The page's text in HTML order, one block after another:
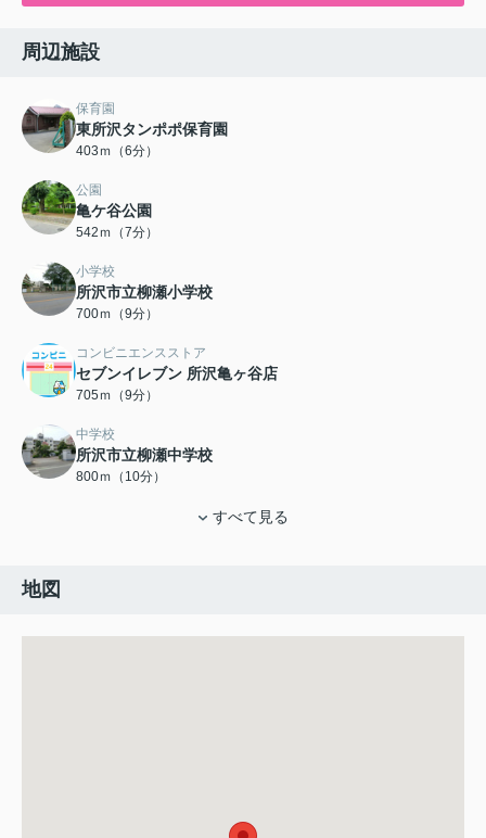
周辺施設
保育園
東所沢タンポポ保育園
403ｍ（6分）
公園
亀ケ谷公園
542ｍ（7分）
小学校
所沢市立柳瀬小学校
700ｍ（9分）
コンビニエンスストア
セブンイレブン 所沢亀ヶ谷店
705ｍ（9分）
中学校
所沢市立柳瀬中学校
800ｍ（10分）
すべて見る
地図